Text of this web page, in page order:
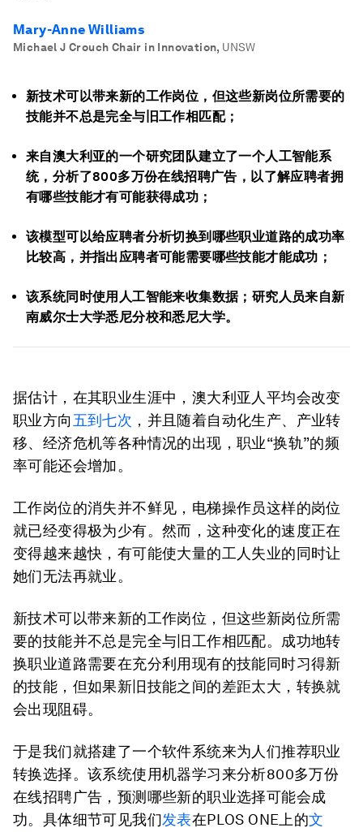
Mary-Anne Williams
Michael J Crouch Chair in Innovation, UNSW
新技术可以带来新的工作岗位，但这些新岗位所需要的
技能并不总是完全与旧工作相匹配；
来自澳大利亚的一个研究团队建立了一个人工智能系
统，分析了800多万份在线招聘广告，以了解应聘者拥
有哪些技能才有可能获得成功；
该模型可以给应聘者分析切换到哪些职业道路的成功率
比较高，并指出应聘者可能需要哪些技能才能成功；
该系统同时使用人工智能来收集数据；研究人员来自新
南威尔士大学悉尼分校和悉尼大学。
据估计，在其职业生涯中，澳大利亚人平均会改变
职业方向 五到七次 ，并且随着自动化生产、产业转
移、经济危机等各种情况的出现，职业“换轨”的频
率可能还会增加。
工作岗位的消失并不鲜见，电梯操作员这样的岗位
就已经变得极为少有。然而，这种变化的速度正在
变得越来越快，有可能使大量的工人失业的同时让
她们无法再就业。
新技术可以带来新的工作岗位，但这些新岗位所需
要的技能并不总是完全与旧工作相匹配。成功地转
换职业道路需要在充分利用现有的技能同时习得新
的技能，但如果新旧技能之间的差距太大，转换就
会出现阻碍。
于是我们就搭建了一个软件系统来为人们推荐职业
转换选择。该系统使用机器学习来分析800多万份
在线招聘广告，预测哪些新的职业选择可能会成
功。具体细节可见我们发表在PLOS ONE上的文